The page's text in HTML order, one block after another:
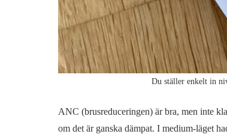
Du ställer enkelt in
ANC (brusreduceringen) är bra, men inte
om det är ganska dämpat. I medium-läget